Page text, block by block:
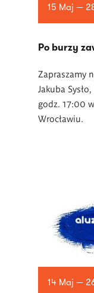
15 Maj —
Po burzy
Zapraszamy
Jakuba
godz. 17:00
Wrocławiu.
14 Maj —